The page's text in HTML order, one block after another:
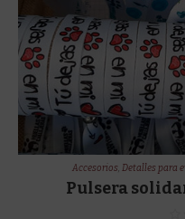
Accesorios,Detalles para
Pulsera